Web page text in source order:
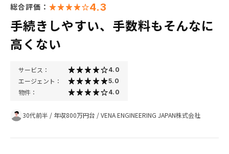
総合評価： 4.3
手続きしやすい、手数料もそんなに
高くない
サービス： 4.0
エージェント： 5.0
物件： 4.0
30代前半 / 年収800万円台 /VENA ENGINEERING JAPAN株式会社